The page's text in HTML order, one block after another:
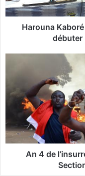
K
a
s
s
Harouna
débuter
’
i
n
r
An 4 de